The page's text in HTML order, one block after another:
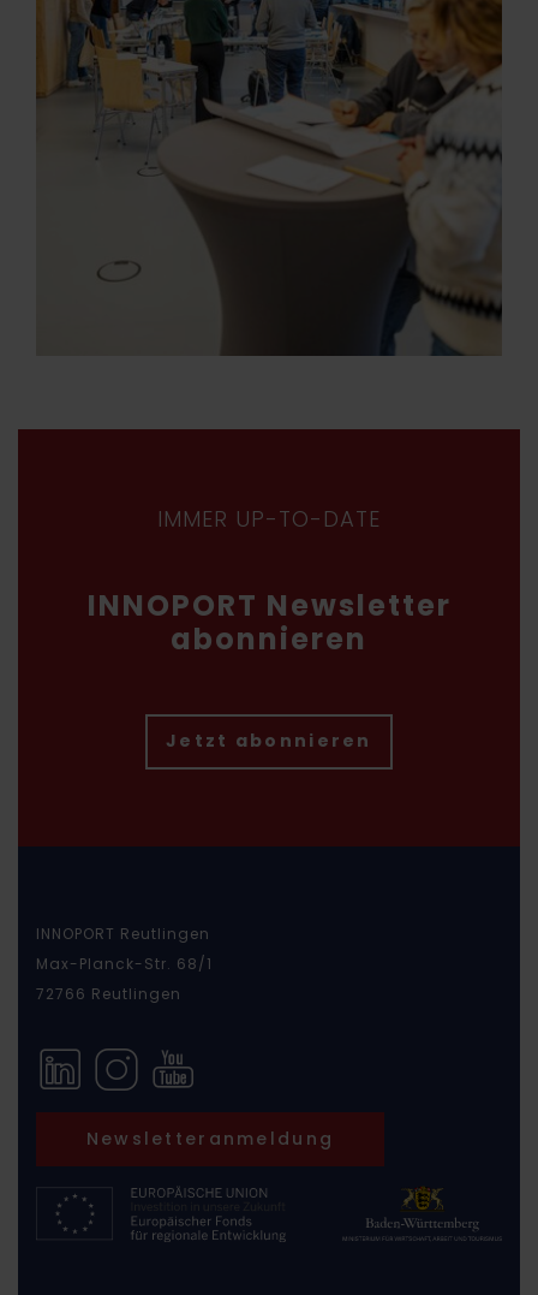
IMMER UP-TO-DATE
INNOPORT Newsletter
abonnieren
Jetzt abonnieren
INNOPORT Reutlingen
Max-Planck-Str. 68/1
72766 Reutlingen
Newsletteranmeldung